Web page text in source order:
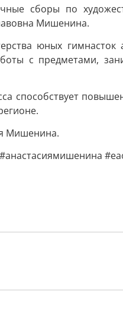
сборы по
Мишенина.
юных гимнасток
с предметами,
способствует
Мишенина.